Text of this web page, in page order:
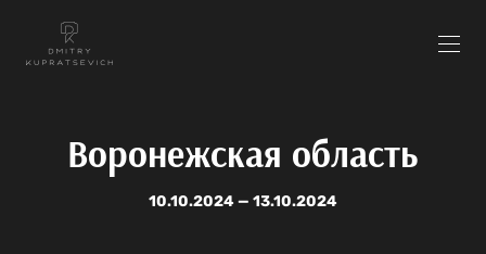
Воронежская область
10.10.2024 — 13.10.2024